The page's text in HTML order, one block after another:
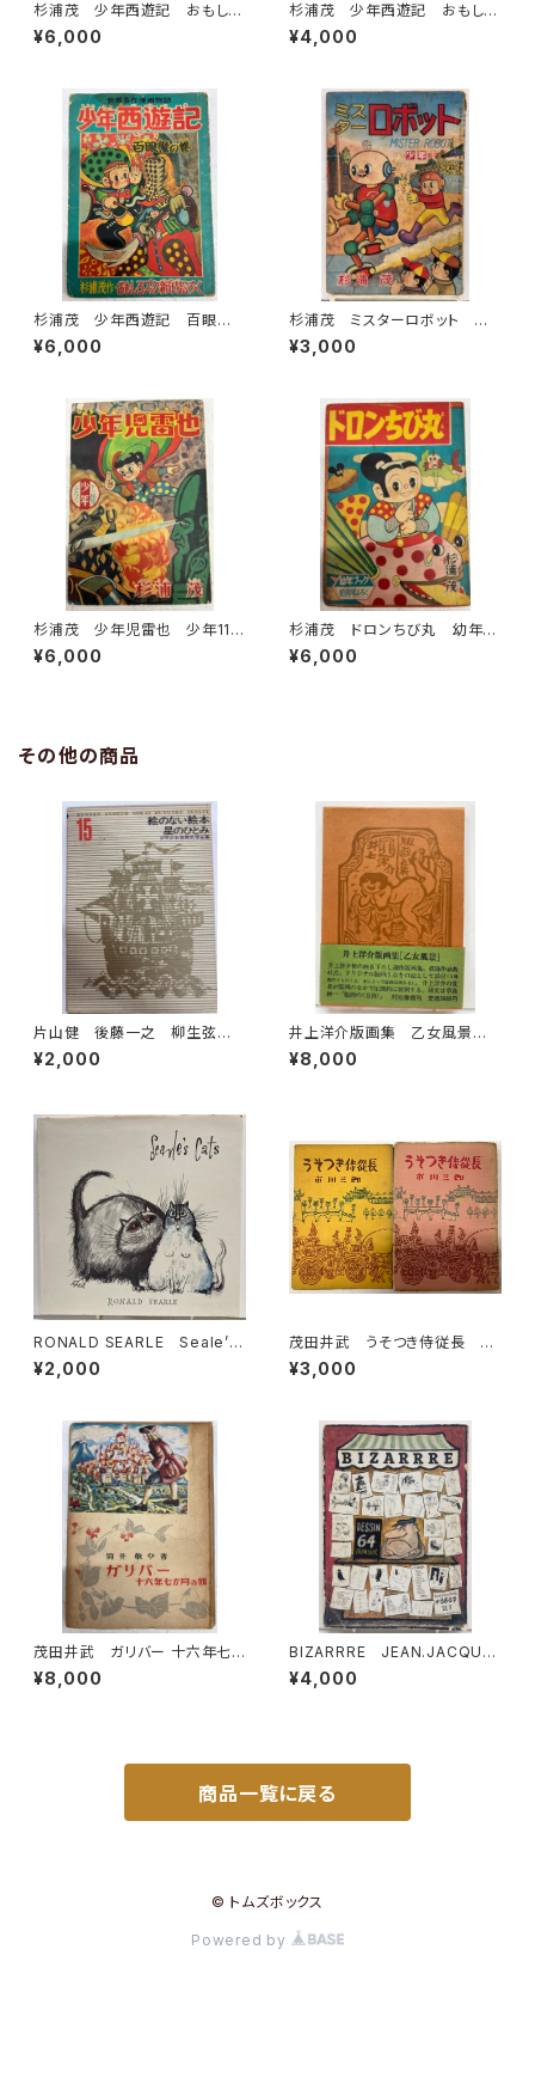
杉浦茂 少年西遊記 おもしろ
ブック三月号付録 1956年
集英社
¥6,000
杉浦茂 少年西遊記 おもしろ
ブック９月号付録 1956年 集
英社
¥4,000
杉浦茂 少年西遊記 百眼魔
の巻 おもしろブック新年号付
録 1956年 おもしろブック
¥6,000
杉浦茂 ミスターロボット 少
年新年号付録 1959年
¥3,000
杉浦茂 少年児雷也 少年11月
号付録 1956年 光文社
¥6,000
杉浦茂 ドロンちび丸 幼年ブ
ック10月号付録 集英社
¥6,000
その他の商品
片山健 後藤一之 柳生弦一
郎 少年少女世界文学全集15
絵のない絵本 星のひとみ
¥2,000
井上洋介版画集 乙女風景
オリジナル版画１点付 1978
年 初版 函 村松書館
¥8,000
RONALD SEARLE Seale’s
Cats 1967年初版の1973年
４刷 DENNIS DOBSON
¥2,000
茂田井武 うそつき侍従長 上
下巻 市川三郎 昭和29年
桃園書房刊
¥3,000
茂田井武 ガリバー 十六年七
か月の旅 筒井敬介 大雅堂
世界少年文学選集 昭和23年
¥8,000
BIZARRRE JEAN.JACQUE
S PAUVERT編 1964年 BI
ZARRE36-37
¥4,000
商品一覧に戻る
© トムズボックス
Powered by